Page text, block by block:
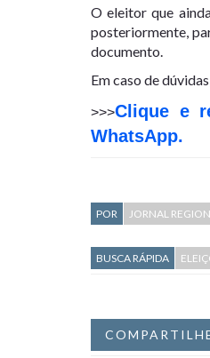
O eleitor que
posteriormente,
documento.
Em caso de
>>>Clique e
WhatsApp.
POR JORNAL
BUSCA RÁPIDA